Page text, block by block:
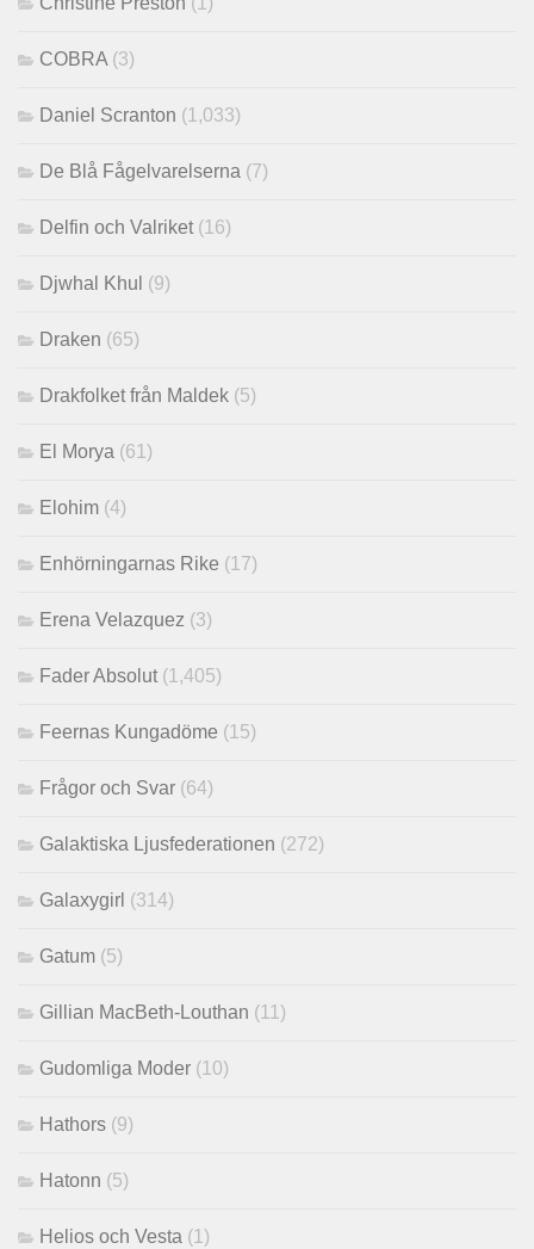
COBRA (3)
Daniel Scranton (1,033)
De Blå Fågelvarelserna (7)
Delfin och Valriket (16)
Djwhal Khul (9)
Draken (65)
Drakfolket från Maldek (5)
El Morya (61)
Elohim (4)
Enhörningarnas Rike (17)
Erena Velazquez (3)
Fader Absolut (1,405)
Feernas Kungadöme (15)
Frågor och Svar (64)
Galaktiska Ljusfederationen (272)
Galaxygirl (314)
Gatum (5)
Gillian MacBeth-Louthan (11)
Gudomliga Moder (10)
Hathors (9)
Hatonn (5)
Helios och Vesta (1)